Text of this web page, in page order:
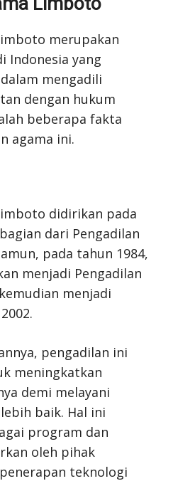
merupakan
Indonesia yang
mengadili
dengan hukum
beberapa fakta
agama ini.
didirikan pada
dari Pengadilan
pada tahun 1984,
menjadi Pengadilan
menjadi
pengadilan ini
meningkatkan
demi melayani
baik. Hal ini
program dan
oleh pihak
teknologi